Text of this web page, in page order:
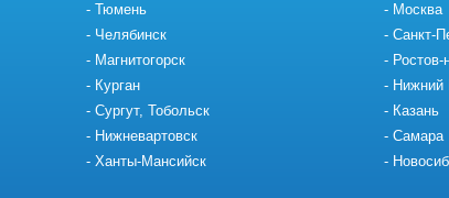
Тюмень
Челябинск
Магнитогорск
Курган
Сургут, Тобольск
Нижневартовск
Ханты-Мансийск
Москва
Санкт-
Нижний
Казань
Самара